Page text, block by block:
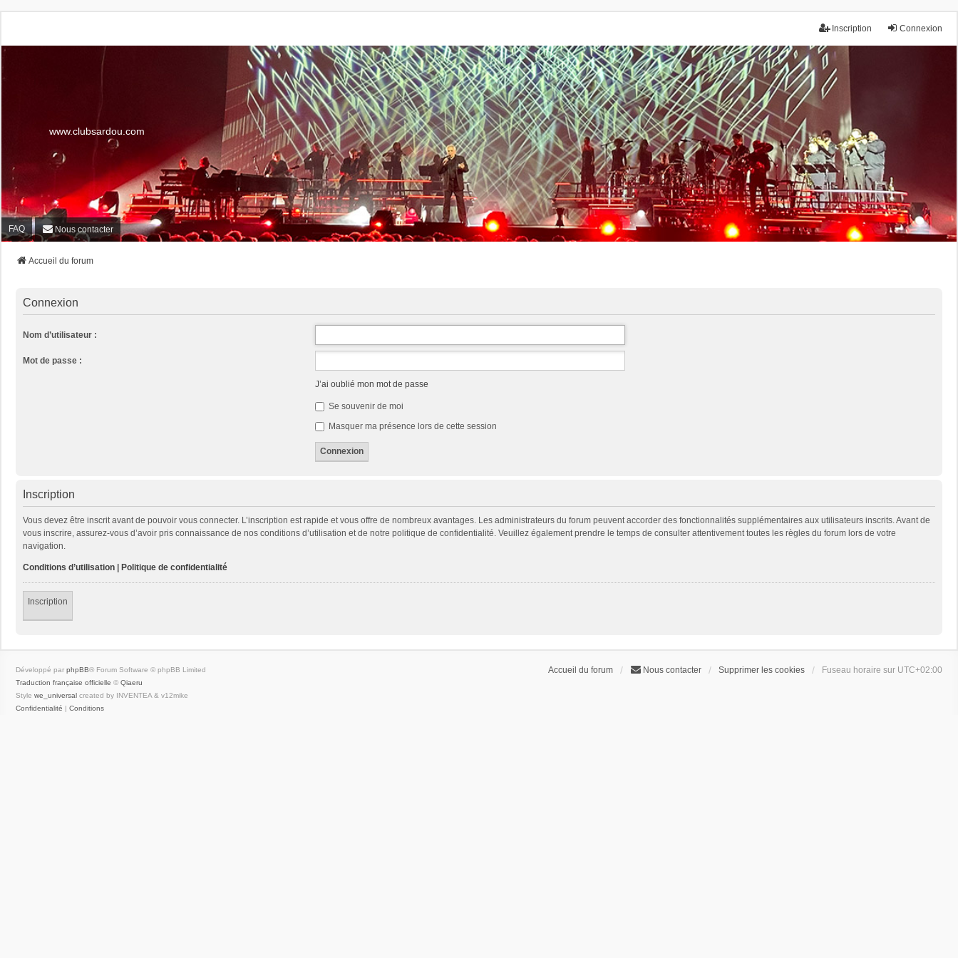
Connexion
Inscription
www.clubsardou.com
FAQ Nous contacter
Accueil du forum
Connexion
Nom d’utilisateur :
Mot de passe :
J’ai oublié mon mot de passe
Se souvenir de moi
Masquer ma présence lors de cette session
Inscription
Vous devez être inscrit avant de pouvoir vous connecter. L’inscription est rapide et vous offre de nombreux avantages. Les administrateurs du forum peuvent accorder des fonctionnalités supplémentaires aux utilisateurs inscrits. Avant de
vous inscrire, assurez-vous d’avoir pris connaissance de nos conditions d’utilisation et de notre politique de confidentialité. Veuillez également prendre le temps de consulter attentivement toutes les règles du forum lors de votre
navigation.
Conditions d’utilisation | Politique de confidentialité
Inscription
Accueil du forum Nous contacter Supprimer les cookies Fuseau horaire sur UTC+02:00
Développé par phpBB® Forum Software © phpBB Limited
Traduction française officielle © Qiaeru
Style we_universal created by INVENTEA & v12mike
Confidentialité | Conditions